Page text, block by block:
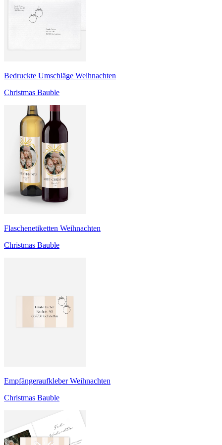
Bedruckte Umschläge Weihnachten
Christmas Bauble
Flaschenetiketten Weihnachten
Christmas Bauble
Empfängeraufkleber Weihnachten
Christmas Bauble